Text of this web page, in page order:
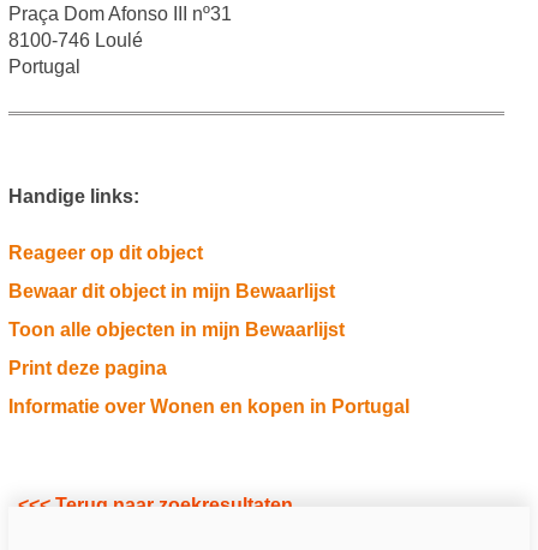
Praça Dom Afonso III nº31
8100-746 Loulé
Portugal
Handige links:
Reageer op dit object
Bewaar dit object in mijn Bewaarlijst
Toon alle objecten in mijn Bewaarlijst
Print deze pagina
Informatie over Wonen en kopen in Portugal
<<< Terug naar zoekresultaten